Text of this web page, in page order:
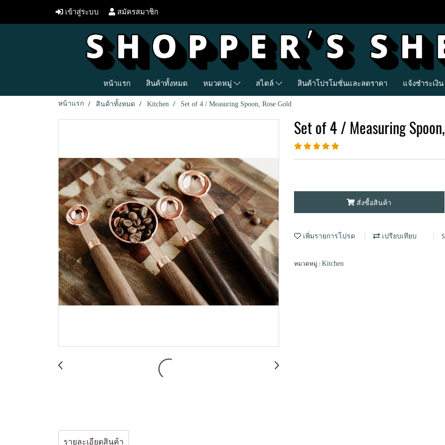
เข้าสู่ระบบ สมัครสมาชิก
หน้าแรก สินค้าทั้งหมด หมวดหมู่ สไตล์ สินค้าโปรโมชั่นและลดราคา แจ้งชำระเงิน
หน้าแรก สินค้าทั้งหมด Kitchen Set of 4 / Measuring Spoon, Rose Gold
Set of 4 / Measuring
สั่งซื้อสินค้า
เพิ่มรายการโปรด เปรียบเทียบ
หมวดหมู่ : Kitchen
รายละเอียดสินค้า